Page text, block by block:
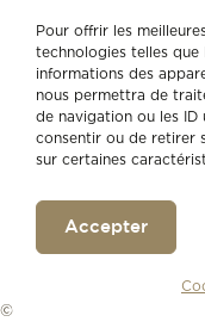
Pour offrir les
technologies telles
informations des
nous permettra de
de navigation ou les ID
consentir ou de retirer
sur certaines
Accepter
© 2026